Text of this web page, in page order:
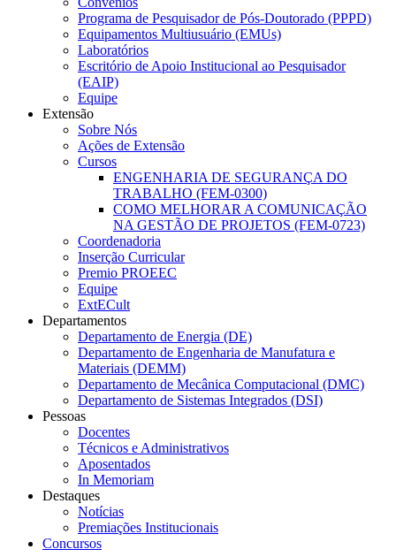
Programa de Pesquisador de Pós-Doutorado (PPPD)
Equipamentos Multiusuário (EMUs)
Laboratórios
Escritório de Apoio Institucional ao Pesquisador
(EAIP)
Equipe
Extensão
Sobre Nós
Ações de Extensão
Cursos
ENGENHARIA DE SEGURANÇA DO
TRABALHO (FEM-0300)
COMO MELHORAR A COMUNICAÇÃO
NA GESTÃO DE PROJETOS (FEM-0723)
Coordenadoria
Inserção Curricular
Premio PROEEC
Equipe
ExtECult
Departamentos
Departamento de Energia (DE)
Departamento de Engenharia de Manufatura e
Materiais (DEMM)
Departamento de Mecânica Computacional (DMC)
Departamento de Sistemas Integrados (DSI)
Pessoas
Docentes
Técnicos e Administrativos
Aposentados
In Memoriam
Destaques
Notícias
Premiações Institucionais
Concursos